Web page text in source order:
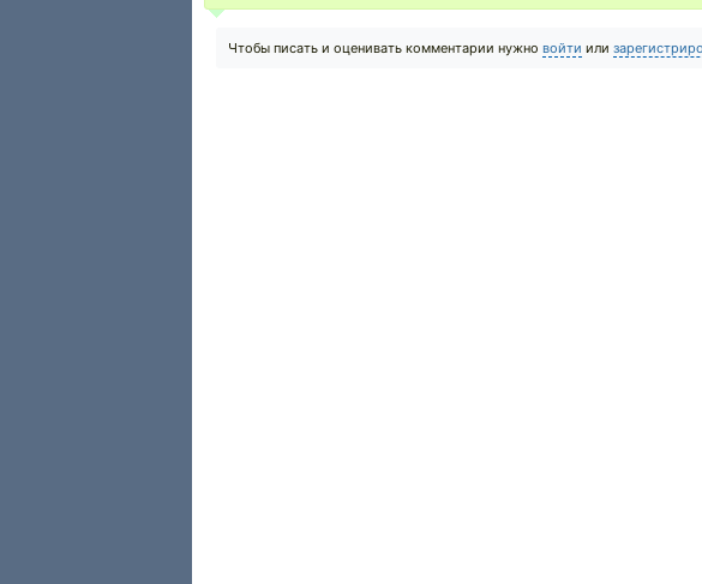
Чтобы писать и оценивать комментарии нужно войти или